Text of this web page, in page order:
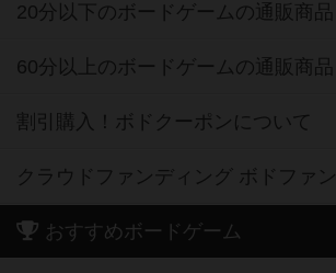
20分以下のボードゲームの通販商品
60分以上のボードゲームの通販商品
割引購入！ボドクーポンについて
クラウドファンディング ボドファン
おすすめボードゲーム